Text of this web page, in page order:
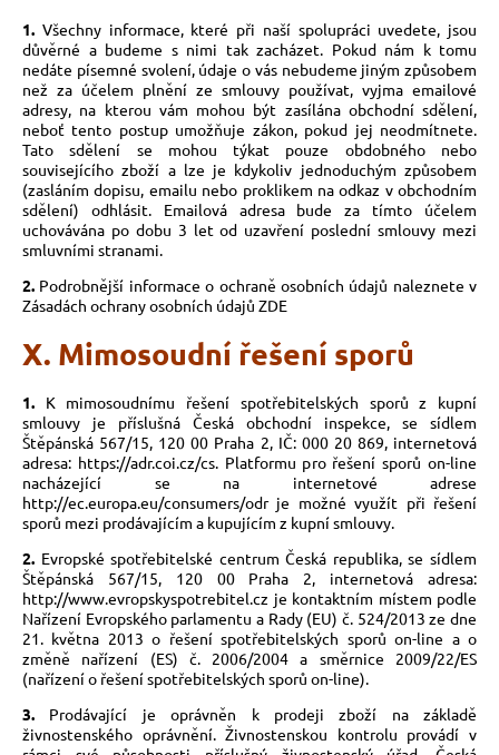
1. Všechny informace, které při naší spolupráci uvedete, jsou
důvěrné a budeme s nimi tak zacházet. Pokud nám k tomu
nedáte písemné svolení, údaje o vás nebudeme jiným způsobem
než za účelem plnění ze smlouvy používat, vyjma emailové
adresy, na kterou vám mohou být zasílána obchodní sdělení,
neboť tento postup umožňuje zákon, pokud jej neodmítnete.
Tato sdělení se mohou týkat pouze obdobného nebo
souvisejícího zboží a lze je kdykoliv jednoduchým způsobem
(zasláním dopisu, emailu nebo proklikem na odkaz v obchodním
sdělení) odhlásit. Emailová adresa bude za tímto účelem
uchovávána po dobu 3 let od uzavření poslední smlouvy mezi
smluvními stranami.
2. Podrobnější informace o ochraně osobních údajů naleznete v
Zásadách ochrany osobních údajů ZDE
X. Mimosoudní řešení sporů
1. K mimosoudnímu řešení spotřebitelských sporů z kupní
smlouvy je příslušná Česká obchodní inspekce, se sídlem
Štěpánská 567/15, 120 00 Praha 2, IČ: 000 20 869, internetová
adresa: https://adr.coi.cz/cs. Platformu pro řešení sporů on-line
nacházející se na internetové adrese
http://ec.europa.eu/consumers/odr je možné využít při řešení
sporů mezi prodávajícím a kupujícím z kupní smlouvy.
2. Evropské spotřebitelské centrum Česká republika, se sídlem
Štěpánská 567/15, 120 00 Praha 2, internetová adresa:
http://www.evropskyspotrebitel.cz je kontaktním místem podle
Nařízení Evropského parlamentu a Rady (EU) č. 524/2013 ze dne
21. května 2013 o řešení spotřebitelských sporů on-line a o
změně nařízení (ES) č. 2006/2004 a směrnice 2009/22/ES
(nařízení o řešení spotřebitelských sporů on-line).
3. Prodávající je oprávněn k prodeji zboží na základě
živnostenského oprávnění. Živnostenskou kontrolu provádí v